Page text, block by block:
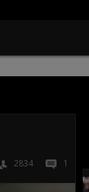
2834 1